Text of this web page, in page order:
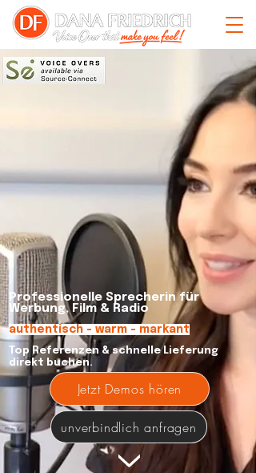
Professionelle Sprecherin für
Werbung, Film & Radio
authentisch - warm - markant
Top Referenzen & schnelle Lieferung
direkt buchen.
Jetzt Demos hören
unverbindlich anfragen